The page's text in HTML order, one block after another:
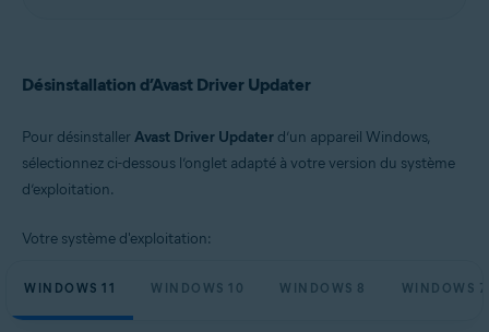
Désinstallation d’Avast Driver Updater
Pour désinstallerAvast Driver Updater d’un appareil Windows,
sélectionnez ci-dessous l’onglet adapté à votre version du système
d’exploitation.
Votre système d'exploitation:
WINDOWS 11 WINDOWS 10 WINDOWS 8 WINDOWS 7